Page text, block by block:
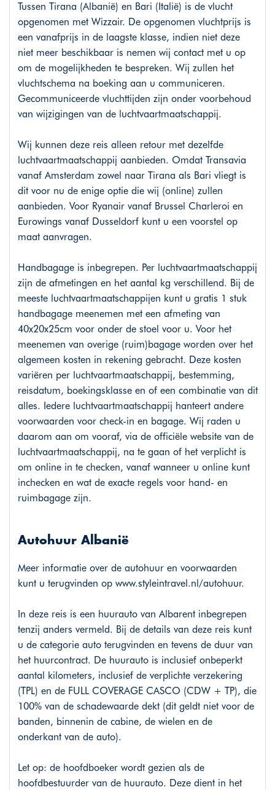
Tussen Tirana (Albanië) en Bari (Italië) is de vlucht
opgenomen met Wizzair. De opgenomen vluchtprijs is
een vanafprijs in de laagste klasse, indien niet deze
niet meer beschikbaar is nemen wij contact met u op
om de mogelijkheden te bespreken. Wij zullen het
vluchtschema na boeking aan u communiceren.
Gecommuniceerde vluchttijden zijn onder voorbehoud
van wijzigingen van de luchtvaartmaatschappij.
Wij kunnen deze reis alleen retour met dezelfde
luchtvaartmaatschappij aanbieden. Omdat Transavia
vanaf Amsterdam zowel naar Tirana als Bari vliegt is
dit voor nu de enige optie die wij (online) zullen
aanbieden. Voor Ryanair vanaf Brussel Charleroi en
Eurowings vanaf Dusseldorf kunt u een voorstel op
maat aanvragen.
Handbagage is inbegrepen. Per luchtvaartmaatschappij
zijn de afmetingen en het aantal kg verschillend. Bij de
meeste luchtvaartmaatschappijen kunt u gratis 1 stuk
handbagage meenemen met een afmeting van
40x20x25cm voor onder de stoel voor u. Voor het
meenemen van overige (ruim)bagage worden over het
algemeen kosten in rekening gebracht. Deze kosten
variëren per luchtvaartmaatschappij, bestemming,
reisdatum, boekingsklasse en of een combinatie van dit
alles. Iedere luchtvaartmaatschappij hanteert andere
voorwaarden voor check-in en bagage. Wij raden u
daarom aan om vooraf, via de officiële website van de
luchtvaartmaatschappij, na te gaan of het verplicht is
om online in te checken, vanaf wanneer u online kunt
inchecken en wat de exacte regels voor hand- en
ruimbagage zijn.
Autohuur Albanië
Meer informatie over de autohuur en voorwaarden
kunt u terugvinden op www.styleintravel.nl/autohuur.
In deze reis is een huurauto van Albarent inbegrepen
tenzij anders vermeld. Bij de details van deze reis kunt
u de categorie auto terugvinden en tevens de duur van
het huurcontract. De huurauto is inclusief onbeperkt
aantal kilometers, inclusief de verplichte verzekering
(TPL) en de FULL COVERAGE CASCO (CDW + TP), die
100% van de schadewaarde dekt (dit geldt niet voor de
banden, binnenin de cabine, de wielen en de
onderkant van de auto).
Let op: de hoofdboeker wordt gezien als de
hoofdbestuurder van de huurauto. Deze dient in het